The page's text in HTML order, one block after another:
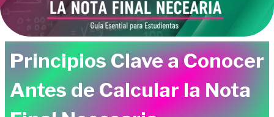
Principios Clave a Conocer
Antes de Calcular la Nota